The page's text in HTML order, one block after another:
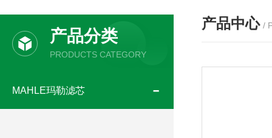
产品分类
PRODUCTS CATEGORY
MAHLE玛勒滤芯
产品中心 /